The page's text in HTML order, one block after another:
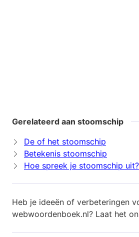
Gerelateerd aan stoomschip
De of het stoomschip
Betekenis stoomschip
Hoe spreek je stoomschip uit?
Heb je ideeën of verbeteringen
webwoordenboek.nl? Laat het